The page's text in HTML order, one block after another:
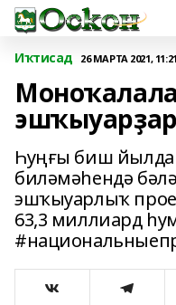
Иҡтисад 26 МАРТА 2021, 11:21
Һуңғы биш
биләмәһендә
эшҡыуарлыҡ
63,3 миллиард